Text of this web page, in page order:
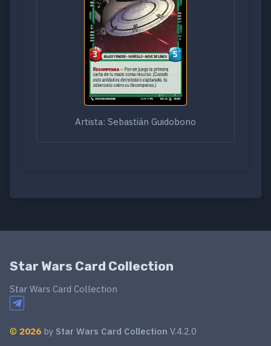
Artista: Sebastián Guidobono
Star Wars Card Collection
Star Wars Card Collection
© 2026 by Star Wars Card Collection V.4.2.0